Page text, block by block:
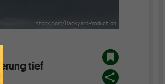
istock.com/BackyardProduction
tief